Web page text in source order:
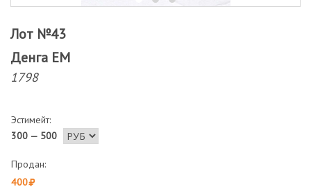
Лот №43
Денга ЕМ
1798
Эстимейт:
300 — 500
Продан:
400